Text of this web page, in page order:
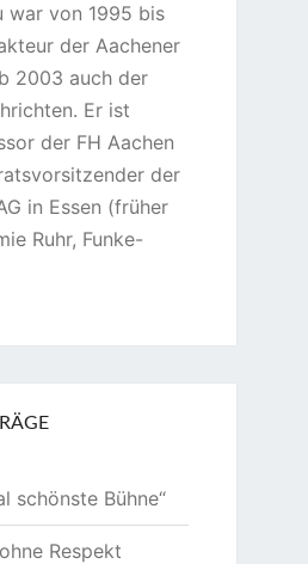
war von 1995 bis
der Aachener
2003 auch der
Er ist
der FH Aachen
der
in Essen (früher
Ruhr, Funke-
schönste Bühne“
Respekt